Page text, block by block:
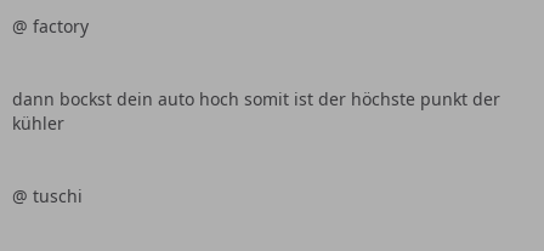
@ factory
dann bockst dein auto hoch somit ist der höchste punkt der
kühler
@ tuschi